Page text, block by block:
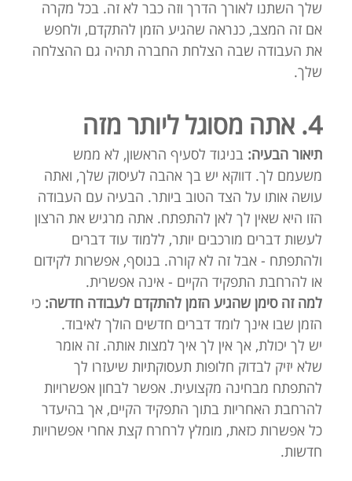
שלך השתנו לאורך הדרך וזה כבר לא זה. בכל מקרה
אם זה המצב, כנראה שהגיע הזמן להתקדם, ולחפש
את העבודה שבה הצלחת החברה תהיה גם ההצלחה
שלך.
4. אתה מסוגל ליותר מזה
תיאור הבעיה: בניגוד לסעיף הראשון, לא ממש
משעמם לך. דווקא יש בך אהבה לעיסוק שלך, ואתה
עושה אותו על הצד הטוב ביותר. הבעיה עם העבודה
הזו היא שאין לך לאן להתפתח. אתה מרגיש את הרצון
לעשות דברים מורכבים יותר, ללמוד עוד דברים
ולהתפתח - אבל זה לא קורה. בנוסף, אפשרות לקידום
או להרחבת התפקיד הקיים - אינה אפשרית.
למה זה סימן שהגיע הזמן להתקדם לעבודה חדשה: כי
הזמן שבו אינך לומד דברים חדשים הולך לאיבוד.
יש לך יכולת, אך אין לך איך למצות אותה. זה אומר
שלא יזיק לבדוק חלופות תעסוקתיות שיעזרו לך
להתפתח מבחינה מקצועית. אפשר לבחון אפשרויות
להרחבת האחריות בתוך התפקיד הקיים, אך בהיעדר
כל אפשרות כזאת, מומלץ לרחרח קצת אחרי אפשרויות
חדשות.